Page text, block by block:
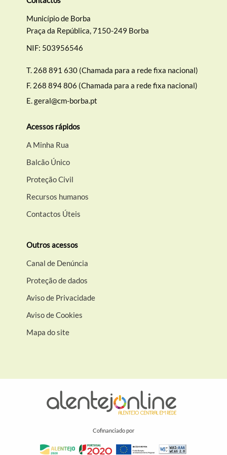
Município de Borba
Praça da República, 7150-249 Borba
NIF: 503956546
T. 268 891 630 (Chamada para a rede fixa nacional)
F. 268 894 806 (Chamada para a rede fixa nacional)
E.geral@cm-borba.pt
Acessos rápidos
A Minha Rua
Balcão Único
Proteção Civil
Recursos humanos
Contactos Úteis
Outros acessos
Canal de Denúncia
Proteção de dados
Aviso de Privacidade
Aviso de Cookies
Mapa do site
Cofinanciado por